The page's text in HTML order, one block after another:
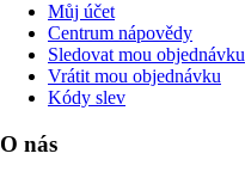
Můj účet
Centrum nápovědy
Sledovat mou objednávku
Vrátit mou objednávku
Kódy slev
O nás